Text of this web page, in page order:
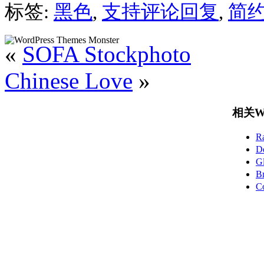
标签: 黑色, 支持评论回复, 简
« SOFA Stockphoto
Chinese Love »
相关